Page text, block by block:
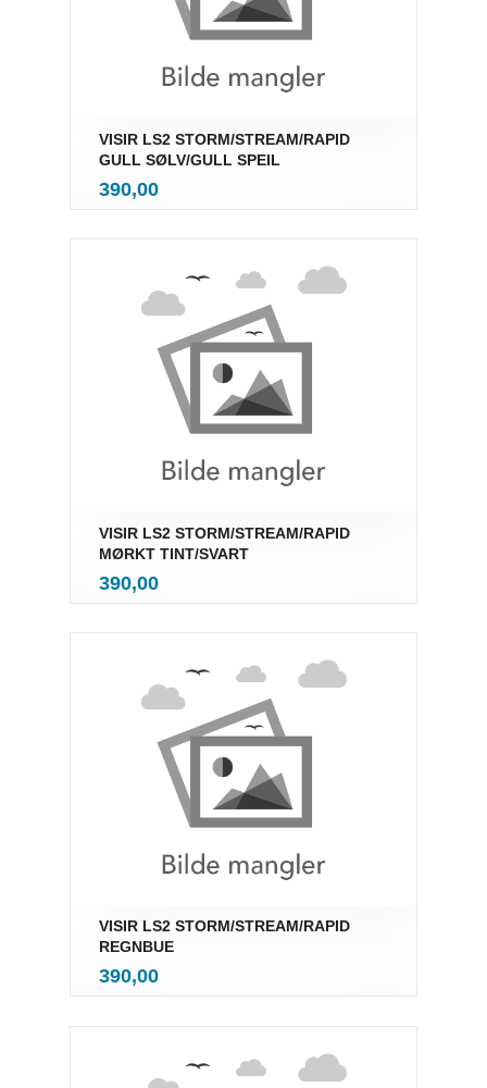
VISIR LS2 STORM/STREAM/RAPID
GULL SØLV/GULL SPEIL
Pris
390,00mva.
VISIR LS2 STORM/STREAM/RAPID
MØRKT TINT/SVART
Pris
390,00mva.
VISIR LS2 STORM/STREAM/RAPID
REGNBUE
Pris
390,00mva.